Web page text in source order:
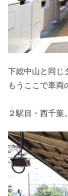
下総中山と同じ
もうここで車両
２駅目・西千葉。